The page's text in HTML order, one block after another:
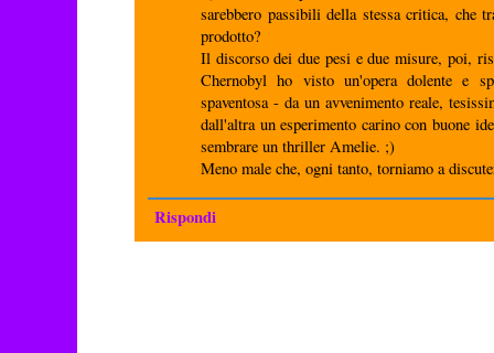
sarebbero passibili della stessa critica, che
prodotto?
Il discorso dei due pesi e due misure, poi,
Chernobyl ho visto un'opera dolente e
spaventosa - da un avvenimento reale,
dall'altra un esperimento carino con buone
sembrare un thriller Amelie. ;)
Meno male che, ogni tanto, torniamo a
Rispondi